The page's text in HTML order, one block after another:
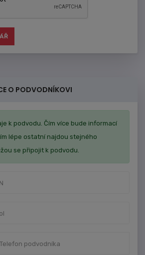
O PODVODNÍKOVI
k podvodu. Čím více bude informací
lépe ostatní najdou stejného
se připojit k podvodu.